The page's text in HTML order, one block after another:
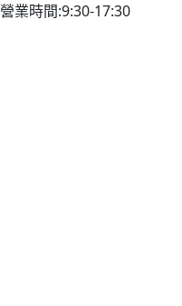
營業時間:9:30-17:30